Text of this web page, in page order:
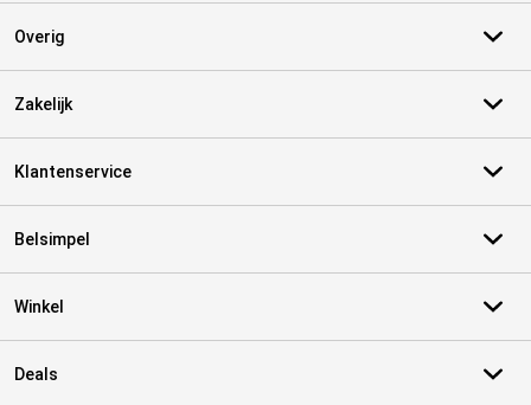
Overig
Zakelijk
Klantenservice
Belsimpel
Winkel
Deals